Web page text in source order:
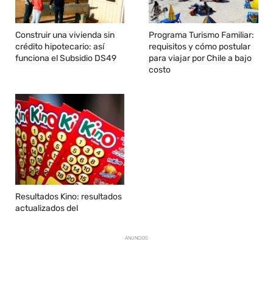
Construir una vivienda sin
crédito hipotecario: así
funciona el Subsidio DS49
Programa Turismo Familiar:
requisitos y cómo postular
para viajar por Chile a bajo
costo
Resultados Kino: resultados
actualizados del
ANUNCIOS